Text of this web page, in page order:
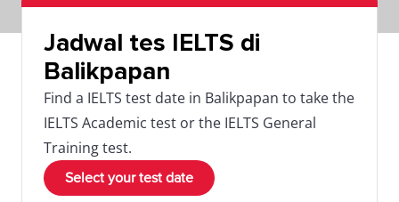
Jadwal tes IELTS di
Balikpapan
Find a IELTS test date in Balikpapan to take the
IELTS Academic test or the IELTS General
Training test.
Select your test date